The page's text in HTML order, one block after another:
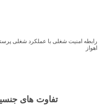
رابطه امنیت شغلی با عملکرد شغلی
اهواز
تفاوت های